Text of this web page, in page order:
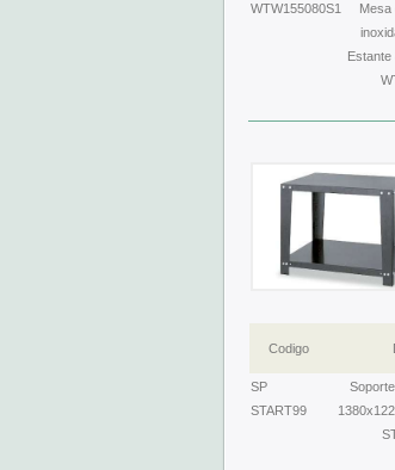
WTW155080S1
Mesa
Estante
Codigo
SP
START99